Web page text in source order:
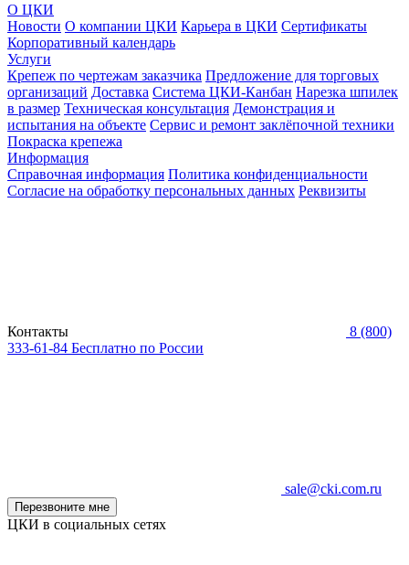
О ЦКИ
Новости О компании ЦКИ Карьера в ЦКИ Сертификаты
Корпоративный календарь
Услуги
Крепеж по чертежам заказчика Предложение для торговых
организаций Доставка Система ЦКИ-Канбан Нарезка шпилек
в размер Техническая консультация Демонстрация и
испытания на объекте Сервис и ремонт заклёпочной техники
Покраска крепежа
Информация
Справочная информация Политика конфиденциальности
Согласие на обработку персональных данных Реквизиты
Контакты
8 (800)
333-61-84 Бесплатно по России
sale@cki.com.ru
Перезвоните мне
ЦКИ в социальных сетях